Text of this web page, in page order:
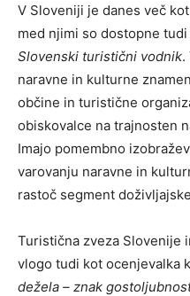
V Sloveniji je danes več
med njimi so dostopne
Slovenski turistični vodnik.
naravne in kulturne
občine in turistične
obiskovalce na trajnosten
Imajo pomembno
varovanju naravne in
rastoč segment
Turistična zveza Slovenije
vlogo tudi kot ocenjevalka
dežela – znak